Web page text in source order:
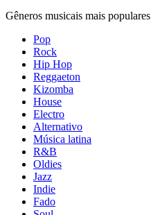
Gêneros musicais mais populares
Pop
Rock
Hip Hop
Reggaeton
Kizomba
House
Electro
Alternativo
Música latina
R&B
Oldies
Jazz
Indie
Fado